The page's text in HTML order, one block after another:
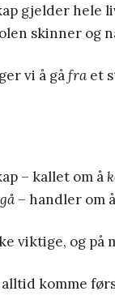
gjelder hele
skinner og
vi å gåfra et
– kallet om å
gå – handler om
viktige, og på
komme